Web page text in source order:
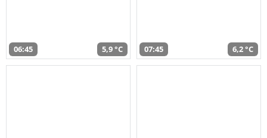
06:45 5,9 °C 07:45 6,2 °C